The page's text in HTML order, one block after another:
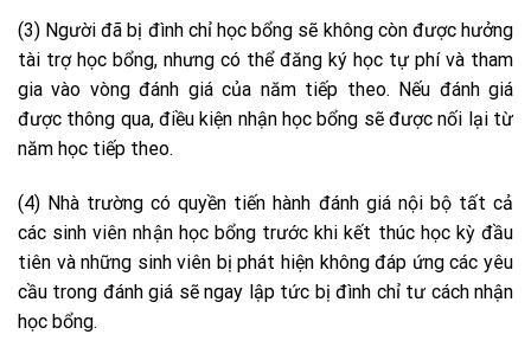
(3) Người đã bị đình chỉ học bổng sẽ không còn được hưởng
tài trợ học bổng, nhưng có thể đăng ký học tự phí và tham
gia vào vòng đánh giá của năm tiếp theo. Nếu đánh giá
được thông qua, điều kiện nhận học bổng sẽ được nối lại từ
năm học tiếp theo.
(4) Nhà trường có quyền tiến hành đánh giá nội bộ tất cả
các sinh viên nhận học bổng trước khi kết thúc học kỳ đầu
tiên và những sinh viên bị phát hiện không đáp ứng các yêu
cầu trong đánh giá sẽ ngay lập tức bị đình chỉ tư cách nhận
học bổng.